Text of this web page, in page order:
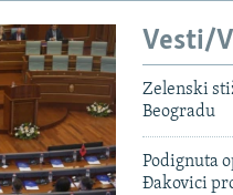
Vesti/
Zelenski
Beogradu
Podignuta
Đakovici